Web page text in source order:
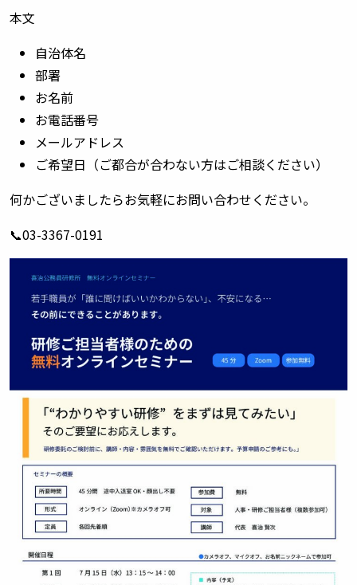
本文
自治体名
部署
お名前
お電話番号
メールアドレス
ご希望日（ご都合が合わない方はご相談ください）
何かございましたらお気軽にお問い合わせください。
📞03-3367-0191